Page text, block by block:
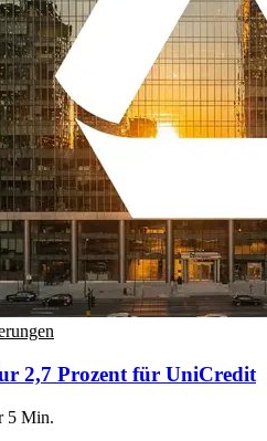
2,7 Prozent für UniCredit
5 Min.